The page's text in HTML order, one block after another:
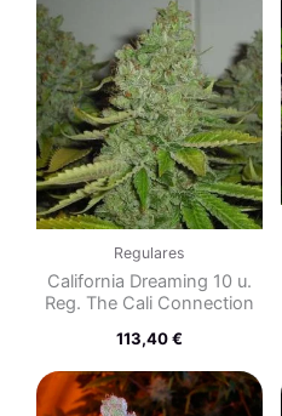
Regulares
California Dreaming 10 u.
Reg. The Cali Connection
113,40€